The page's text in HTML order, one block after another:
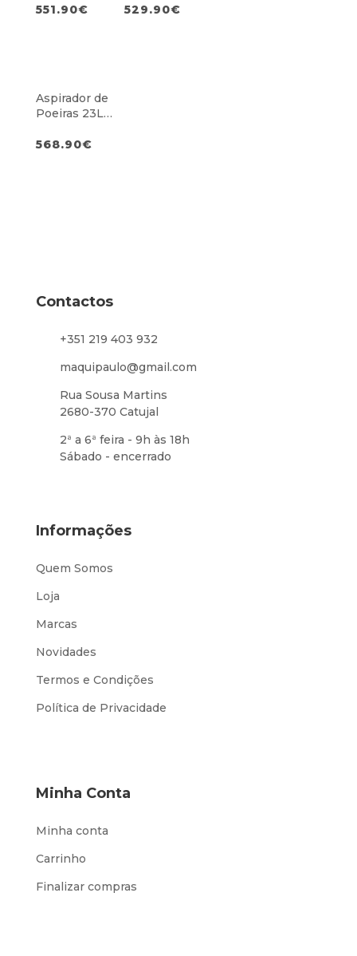
Escovas 26mm
551.90€
529.90€
Aspirador de
Poeiras 23L
568.90€
Contactos
+351 219 403 932
maquipaulo@gmail.com
Rua Sousa Martins
2680-370 Catujal
2ª a 6ª feira - 9h às 18h
Sábado - encerrado
Informações
Quem Somos
Loja
Marcas
Novidades
Termos e Condições
Política de Privacidade
Minha Conta
Minha conta
Carrinho
Finalizar compras